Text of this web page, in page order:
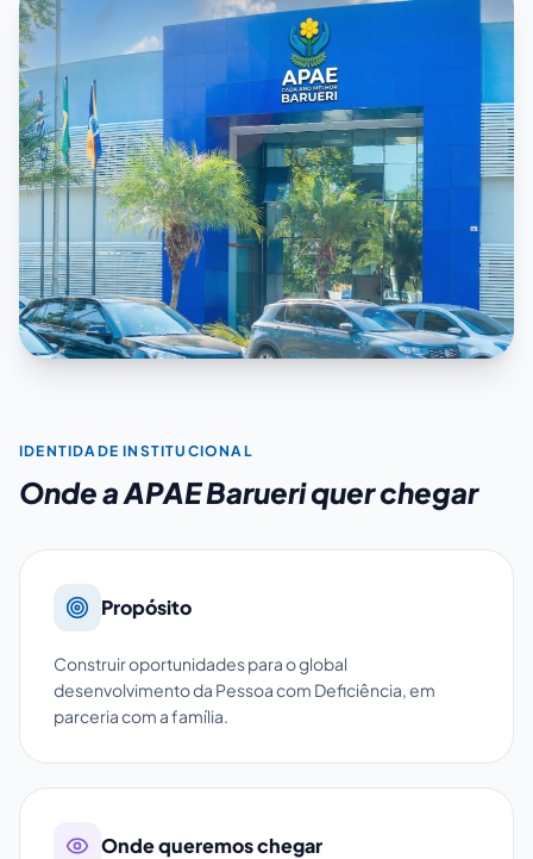
IDENTIDADE INSTITUCIONAL
Onde a APAE Barueri quer chegar
Propósito
Construir oportunidades para o global
desenvolvimento da Pessoa com Deficiência, em
parceria com a família.
Onde queremos chegar